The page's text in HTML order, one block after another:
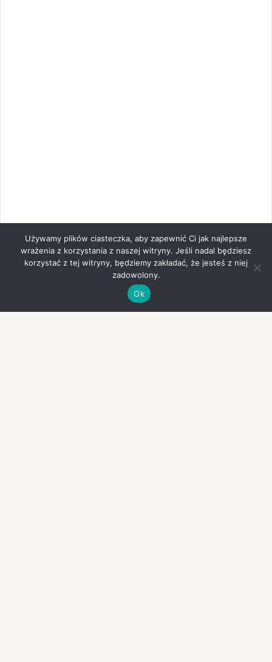
Używamy plików ciasteczka, aby zapewnić Ci jak najlepsze
wrażenia z korzystania z naszej witryny. Jeśli nadal będziesz
korzystać z tej witryny, będziemy zakładać, że jesteś z niej
zadowolony.
Ok